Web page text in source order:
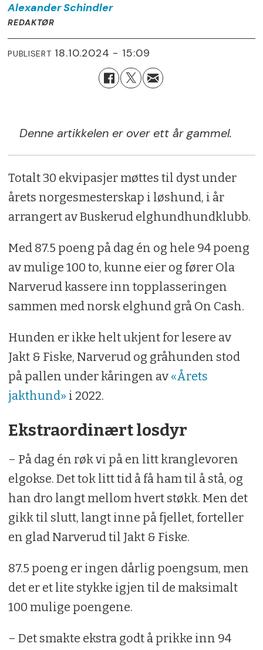
AlexanderSchindler
REDAKTØR
PUBLISERT 18.10.2024 - 15:09
Denne artikkelen er over ett år gammel.
Totalt 30 ekvipasjer møttes til dyst under
årets norgesmesterskap i løshund, i år
arrangert av Buskerud elghundhundklubb.
Med 87.5 poeng på dag én og hele 94 poeng
av mulige 100 to, kunne eier og fører Ola
Narverud kassere inn topplasseringen
sammen med norsk elghund grå On Cash.
Hunden er ikke helt ukjent for lesere av
Jakt & Fiske, Narverud og gråhunden stod
på pallen under kåringen av «Årets
jakthund» i 2022.
Ekstraordinært losdyr
– På dag én røk vi på en litt kranglevoren
elgokse. Det tok litt tid å få ham til å stå, og
han dro langt mellom hvert støkk. Men det
gikk til slutt, langt inne på fjellet, forteller
en glad Narverud til Jakt & Fiske.
87.5 poeng er ingen dårlig poengsum, men
det er et lite stykke igjen til de maksimalt
100 mulige poengene.
– Det smakte ekstra godt å prikke inn 94